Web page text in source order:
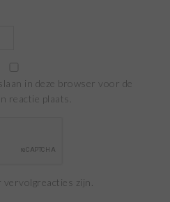
in deze browser voor de
reactie plaats.
zijn.